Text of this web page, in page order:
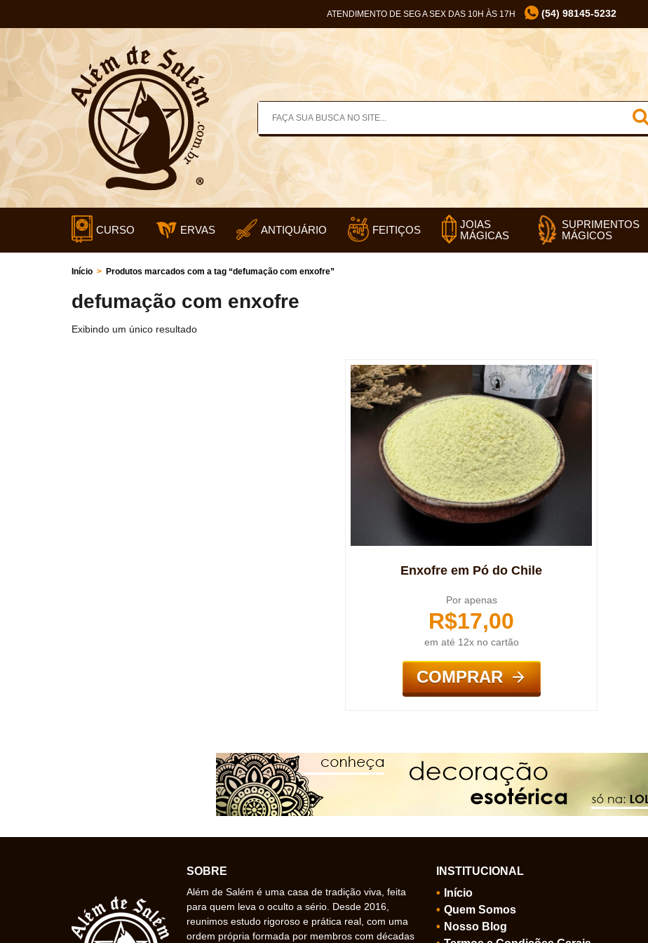
ATENDIMENTO DE SEG A SEX DAS 10H ÀS 17H (54) 98145-5232
CURSO ERVAS ANTIQUÁRIO FEITIÇOS
JOIAS
MÁGICAS
SUPRIMENTOS
MÁGICOS
Início > Produtos marcados com a tag “defumação com enxofre”
defumação com enxofre
Exibindo um único resultado
Enxofre em Pó do Chile
Por apenas
R$17,00
em até 12x no cartão
COMPRAR
SOBRE
Além de Salém é uma casa de tradição viva, feita
para quem leva o oculto a sério. Desde 2016,
reunimos estudo rigoroso e prática real, com uma
ordem própria formada por membros com décadas
INSTITUCIONAL
Início
Quem Somos
Nosso Blog